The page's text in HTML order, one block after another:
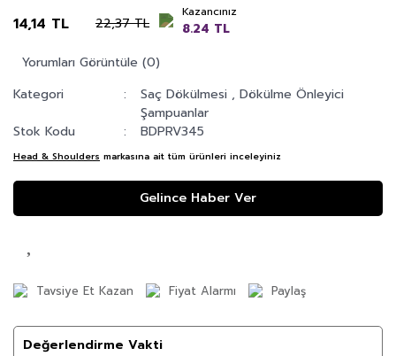
14,14 TL 22,37 TL
Kazancınız
8.24 TL
Yorumları Görüntüle (0)
Kategori
Saç Dökülmesi ,Dökülme Önleyici
Şampuanlar
Stok Kodu
BDPRV345
Head & Shoulders markasına ait tüm ürünleri inceleyiniz
Gelince Haber Ver
Tavsiye Et Kazan Fiyat Alarmı Paylaş
Değerlendirme Vakti